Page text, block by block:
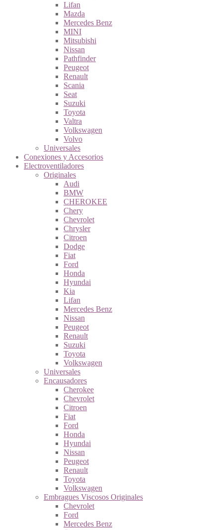
Lifan
Mazda
Mercedes Benz
MINI
Mitsubishi
Nissan
Pathfinder
Peugeot
Renault
Scania
Seat
Suzuki
Toyota
Valtra
Volkswagen
Volvo
Universales
Conexiones y Accesorios
Electroventiladores
Originales
Audi
BMW
CHEROKEE
Chery
Chevrolet
Chrysler
Citroen
Dodge
Fiat
Ford
Honda
Hyundai
Kia
Lifan
Mercedes Benz
Nissan
Peugeot
Renault
Suzuki
Toyota
Volkswagen
Universales
Encausadores
Cherokee
Chevrolet
Citroen
Fiat
Ford
Honda
Hyundai
Nissan
Peugeot
Renault
Toyota
Volkswagen
Embragues Viscosos Originales
Chevrolet
Ford
Mercedes Benz